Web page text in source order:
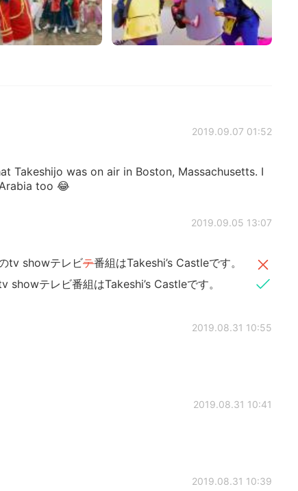
2019.09.07 01:52
Takeshijo was on air in Boston, Massachusetts. I
too 😂
2019.09.05 13:07
tv showテレビテ番組はTakeshi’s Castleです。
showテレビ番組はTakeshi’s Castleです。
2019.08.31 10:55
2019.08.31 10:41
2019.08.31 10:39